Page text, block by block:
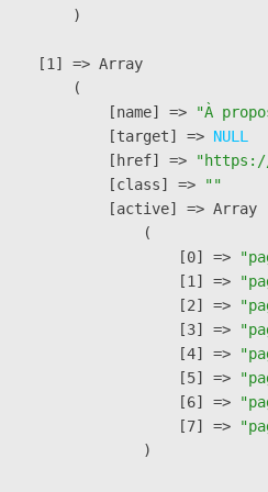
        )
    [1] => Array
        (
            [name] =>
"À
            [target] =>
NULL
            [href] =>
            [class] =>
""
            [active] => Array
                (
                    [0] =>
                    [1] =>
                    [2] =>
                    [3] =>
                    [4] =>
                    [5] =>
                    [6] =>
                    [7] =>
                )